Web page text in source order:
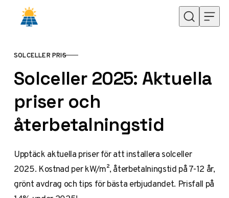
Hoppa till innehåll
KATEGORI
SOLCELLER PRIS
Solceller 2025: Aktuella
priser och
återbetalningstid
Upptäck aktuella priser för att installera solceller
2025. Kostnad per kW/m², återbetalningstid på 7-12 år,
grönt avdrag och tips för bästa erbjudandet. Prisfall på